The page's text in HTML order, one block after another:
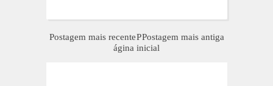
Postagem mais recente Postagem mais antiga
P
ágina inicial